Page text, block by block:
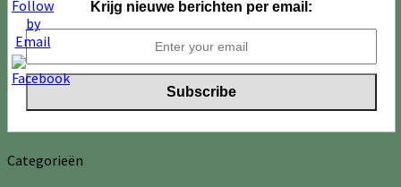
Krijg nieuwe berichten per email:
Categorieën